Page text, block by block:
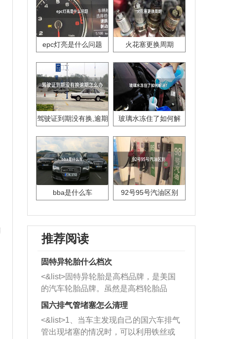
epc灯亮是什么问题 火花塞更换周期
驾驶证到期没有换,逾期
玻璃水冻住了如何解
bba是什么车 92号95号汽油区别
推荐阅读
固特异轮胎什么档次
<&list>固特异轮胎是高档品牌，是美国
的汽车轮胎品牌。虽然是高档轮胎品
牌，但是中高低端的轮胎都有生产，这
也是为了更好的开拓市场。
国六排气管堵塞怎么清理
<&list>1、当车主发现自己的国六车排气
管出现堵塞的情况时，可以利用铁丝或